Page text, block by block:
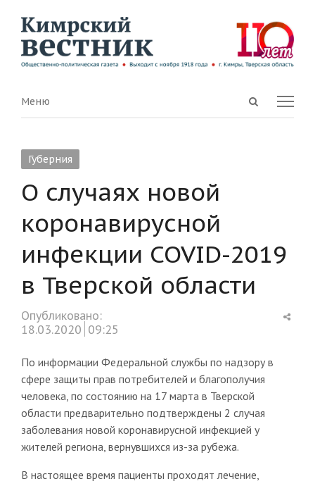
Open
Menu
Меню
Губерния
О случаях новой
коронавирусной
инфекции COVID-2019
в Тверской области
Опубликовано:
18.03.2020 09:25
По информации Федеральной службы по надзору в
сфере защиты прав потребителей и благополучия
человека, по состоянию на 17 марта в Тверской
области предварительно подтверждены 2 случая
заболевания новой коронавирусной инфекцией у
жителей региона, вернувшихся из-за рубежа.
В настоящее время пациенты проходят лечение,